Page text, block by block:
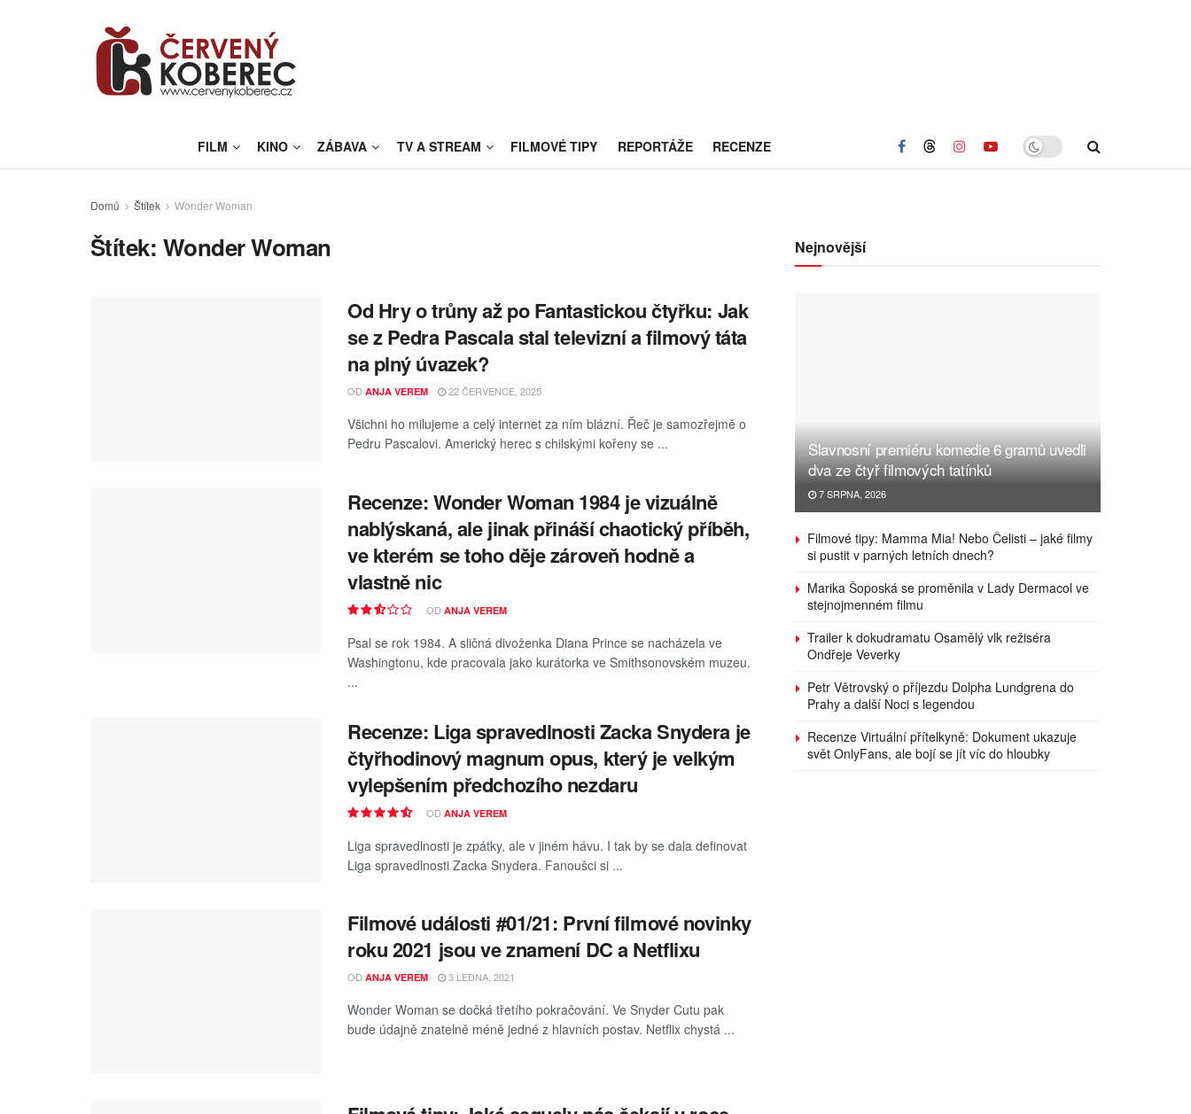
FILM KINO ZÁBAVA TV A STREAM FILMOVÉ TIPY REPORTÁŽE RECENZE
Domů Štítek Wonder Woman
Štítek: Wonder Woman
Od Hry o trůny až po Fantastickou čtyřku: Jak
se z Pedra Pascala stal televizní a filmový táta
na plný úvazek?
OD ANJA VEREM 22 ČERVENCE, 2025
Všichni ho milujeme a celý internet za ním blázní. Řeč je samozřejmě o
Pedru Pascalovi. Americký herec s chilskými kořeny se ...
Recenze: Wonder Woman 1984 je vizuálně
nablýskaná, ale jinak přináší chaotický příběh,
ve kterém se toho děje zároveň hodně a
vlastně nic
OD ANJA VEREM
Psal se rok 1984. A sličná divoženka Diana Prince se nacházela ve
Washingtonu, kde pracovala jako kurátorka ve Smithsonovském muzeu.
...
Recenze: Liga spravedlnosti Zacka Snydera je
čtyřhodinový magnum opus, který je velkým
vylepšením předchozího nezdaru
OD ANJA VEREM
Liga spravedlnosti je zpátky, ale v jiném hávu. I tak by se dala definovat
Liga spravedlnosti Zacka Snydera. Fanoušci si ...
Filmové události #01/21: První filmové novinky
roku 2021 jsou ve znamení DC a Netflixu
OD ANJA VEREM 3 LEDNA, 2021
Wonder Woman se dočká třetího pokračování. Ve Snyder Cutu pak
bude údajně znatelně méně jedné z hlavních postav. Netflix chystá ...
Nejnovější
Slavnosní premiéru komedie 6 gramů uvedli
dva ze čtyř filmových tatínků
7 SRPNA, 2026
Filmové tipy: Mamma Mia! Nebo Čelisti – jaké filmy
si pustit v parných letních dnech?
Marika Šoposká se proměnila v Lady Dermacol ve
stejnojmenném filmu
Trailer k dokudramatu Osamělý vlk režiséra
Ondřeje Veverky
Petr Větrovský o příjezdu Dolpha Lundgrena do
Prahy a další Noci s legendou
Recenze Virtuální přítelkyně: Dokument ukazuje
svět OnlyFans, ale bojí se jít víc do hloubky